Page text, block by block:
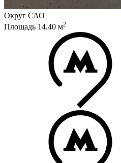
Округ САО
Площадь 14.40 м2